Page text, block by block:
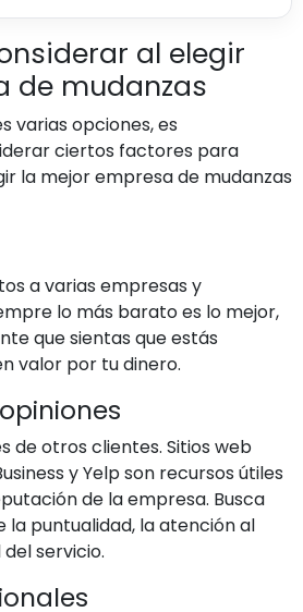
al elegir
de mudanzas
varias opciones, es
ciertos factores para
la mejor empresa de mudanzas
a varias empresas y
lo más barato es lo mejor,
que sientas que estás
valor por tu dinero.
de otros clientes. Sitios web
y Yelp son recursos útiles
de la empresa. Busca
puntualidad, la atención al
servicio.